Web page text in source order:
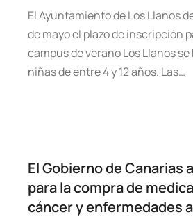
El Ayuntamiento de Los Llanos
de mayo el plazo de inscripción
campus de verano Los Llanos
niñas de entre 4 y 12 años. Las…
El Gobierno de Canarias
para la compra de
cáncer y enfermedades